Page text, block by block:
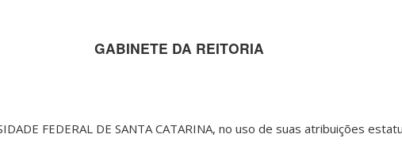
GABINETE DA REITORIA
FEDERAL DE SANTA CATARINA, no uso de suas atribuições